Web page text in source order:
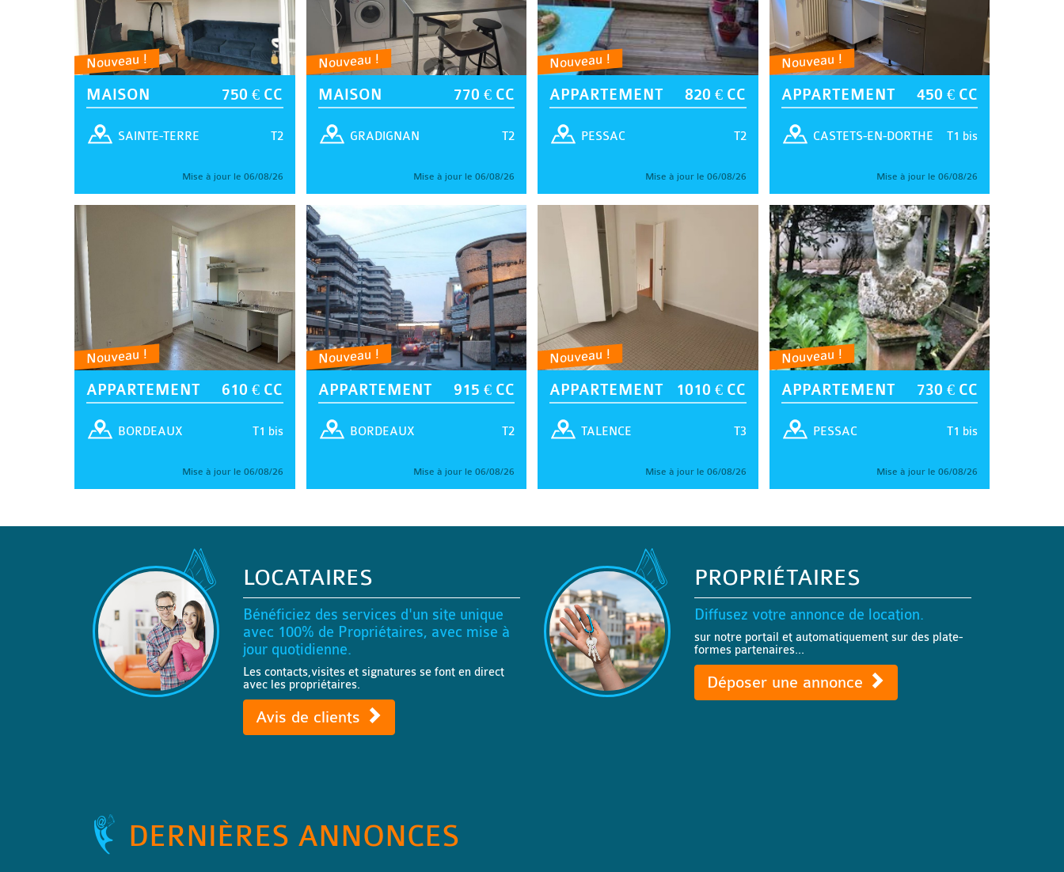
Nouveau !
MAISON 750 € CC
T2
SAINTE-TERRE
Mise à jour le 06/08/26
Nouveau !
MAISON 770 € CC
T2
GRADIGNAN
Mise à jour le 06/08/26
Nouveau !
APPARTEMENT 820 € CC
T2
PESSAC
Mise à jour le 06/08/26
Nouveau !
APPARTEMENT 450 € CC
T1 bis
CASTETS-EN-DORTHE
Mise à jour le 06/08/26
Nouveau !
APPARTEMENT 610 € CC
T1 bis
BORDEAUX
Mise à jour le 06/08/26
Nouveau !
APPARTEMENT 915 € CC
T2
BORDEAUX
Mise à jour le 06/08/26
Nouveau !
APPARTEMENT 1010 € CC
T3
TALENCE
Mise à jour le 06/08/26
Nouveau !
APPARTEMENT 730 € CC
T1 bis
PESSAC
Mise à jour le 06/08/26
LOCATAIRES
Bénéficiez des services d'un site unique
avec 100% de Propriétaires, avec mise à
jour quotidienne.
Les contacts,visites et signatures se font en direct
avec les propriétaires.
Avis de clients
PROPRIÉTAIRES
Diffusez votre annonce de location.
sur notre portail et automatiquement sur des plate-
formes partenaires...
Déposer une annonce
DERNIÈRES ANNONCES